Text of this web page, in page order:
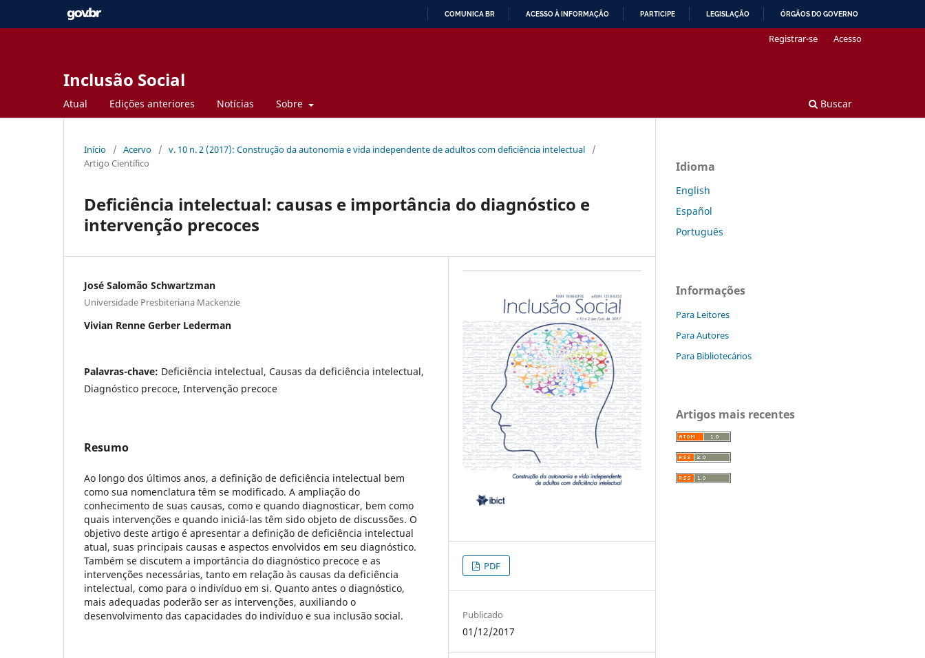
COMUNICA BR ACESSO À INFORMAÇÃO PARTICIPE LEGISLAÇÃO ÓRGÃOS DO GOVERNO
Inclusão Social
Atual Edições anteriores Notícias Sobre Buscar
Registrar-se Acesso
Início / Acervo / v. 10 n. 2 (2017): Construção da autonomia e vida independente de adultos com deficiência intelectual
/
Artigo Científico
Deficiência intelectual: causas e importância do diagnóstico e
intervenção precoces
José Salomão Schwartzman
Universidade Presbiteriana Mackenzie
Vivian Renne Gerber Lederman
Palavras-chave: Deficiência intelectual, Causas da deficiência intelectual,
Diagnóstico precoce, Intervenção precoce
Resumo
Ao longo dos últimos anos, a definição de deficiência intelectual bem
como sua nomenclatura têm se modificado. A ampliação do
conhecimento de suas causas, como e quando diagnosticar, bem como
quais intervenções e quando iniciá-las têm sido objeto de discussões. O
objetivo deste artigo é apresentar a definição de deficiência intelectual
atual, suas principais causas e aspectos envolvidos em seu diagnóstico.
Também se discutem a importância do diagnóstico precoce e as
intervenções necessárias, tanto em relação às causas da deficiência
intelectual, como para o indivíduo em si. Quanto antes o diagnóstico,
mais adequadas poderão ser as intervenções, auxiliando o
desenvolvimento das capacidades do indivíduo e sua inclusão social.
PDF
Publicado
01/12/2017
Idioma
English
Español
Português
Informações
Para Leitores
Para Autores
Para Bibliotecários
Artigos mais recentes